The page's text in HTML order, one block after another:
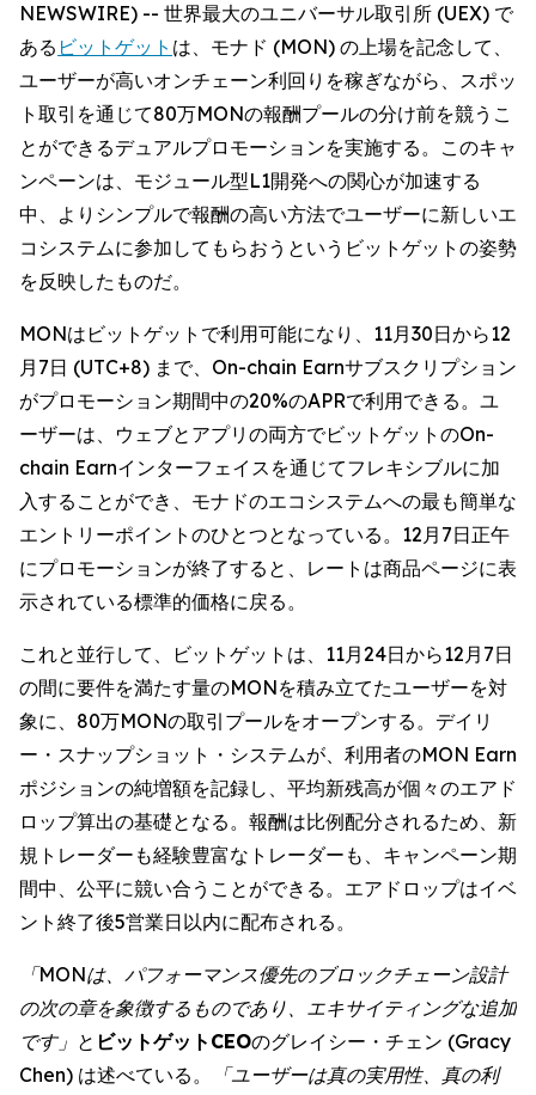
NEWSWIRE) -- 世界最大のユニバーサル取引所 (UEX) で
ある ビットゲット は、モナド (MON) の上場を記念して、
ユーザーが高いオンチェーン利回りを稼ぎながら、スポッ
ト取引を通じて80万MONの報酬プールの分け前を競うこ
とができるデュアルプロモーションを実施する。このキャ
ンペーンは、モジュール型L1開発への関心が加速する
中、よりシンプルで報酬の高い方法でユーザーに新しいエ
コシステムに参加してもらおうというビットゲットの姿勢
を反映したものだ。
MONはビットゲットで利用可能になり、11月30日から12
月7日 (UTC+8) まで、On-chain Earnサブスクリプション
がプロモーション期間中の20%のAPRで利用できる。ユ
ーザーは、ウェブとアプリの両方でビットゲットのOn-
chain Earnインターフェイスを通じてフレキシブルに加
入することができ、モナドのエコシステムへの最も簡単な
エントリーポイントのひとつとなっている。12月7日正午
にプロモーションが終了すると、レートは商品ページに表
示されている標準的価格に戻る。
これと並行して、ビットゲットは、11月24日から12月7日
の間に要件を満たす量のMONを積み立てたユーザーを対
象に、80万MONの取引プールをオープンする。デイリ
ー・スナップショット・システムが、利用者のMON Earn
ポジションの純増額を記録し、平均新残高が個々のエアド
ロップ算出の基礎となる。報酬は比例配分されるため、新
規トレーダーも経験豊富なトレーダーも、キャンペーン期
間中、公平に競い合うことができる。エアドロップはイベ
ント終了後5営業日以内に配布される。
「MONは、パフォーマンス優先のブロックチェーン設計
の次の章を象徴するものであり、エキサイティングな追加
です」 と ビットゲットCEOのグレイシー・チェン (Gracy
Chen) は述べている。
「ユーザーは真の実用性、真の利